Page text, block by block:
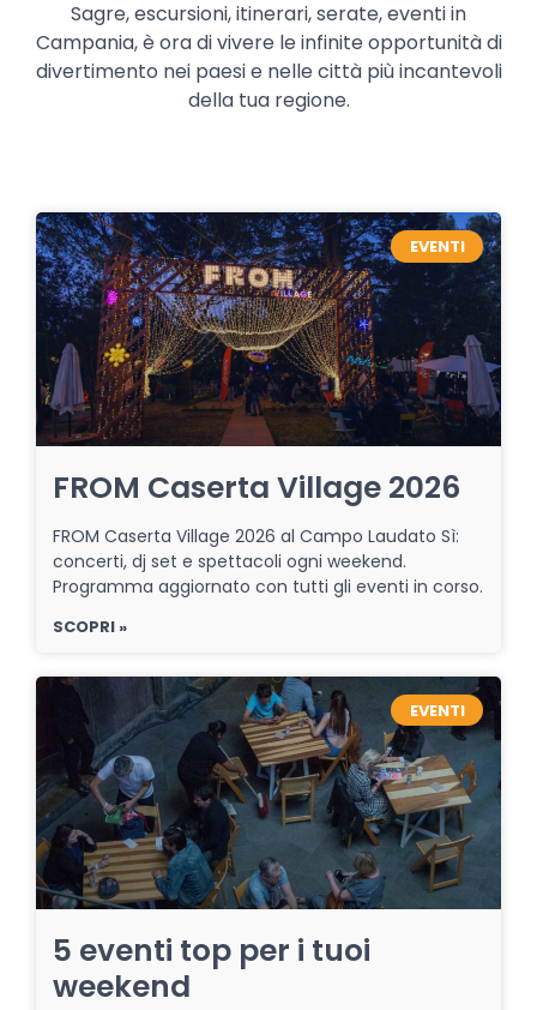
Sagre, escursioni, itinerari, serate, eventi in
Campania, è ora di vivere le infinite opportunità di
divertimento nei paesi e nelle città più incantevoli
della tua regione.
EVENTI
FROM Caserta Village 2026
FROM Caserta Village 2026 al Campo Laudato Sì:
concerti, dj set e spettacoli ogni weekend.
Programma aggiornato con tutti gli eventi in corso.
SCOPRI »
EVENTI
5 eventi top per i tuoi
weekend